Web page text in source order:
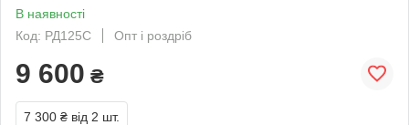
В наявності
Код: РД125С
Опт і роздріб
9 600 ₴
7 300 ₴ від 2 шт.